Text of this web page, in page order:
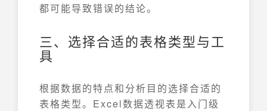
都可能导致错误的结论。
三、选择合适的表格类型与工
具
根据数据的特点和分析目的选择合适的
表格类型。Excel数据透视表是入门级